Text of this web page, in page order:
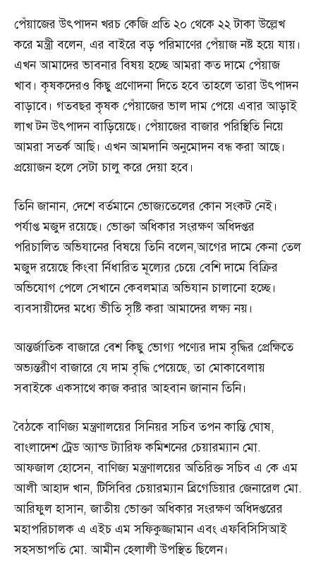
পেঁয়াজের উৎপাদন খরচ কেজি প্রতি ২০ থেকে ২২ টাকা উল্লেখ
করে মন্ত্রী বলেন, এর বাইরে বড় পরিমাণের পেঁয়াজ নষ্ট হয়ে যায়।
এখন আমাদের ভাবনার বিষয় হচ্ছে আমরা কত দামে পেঁয়াজ
খাব। কৃষকদেরও কিছু প্রণোদনা দিতে হবে তাহলে তারা উৎপাদন
বাড়াবে। গতবছর কৃষক পেঁয়াজের ভাল দাম পেয়ে এবার আড়াই
লাখ টন উৎপাদন বাড়িয়েছে। পেঁয়াজের বাজার পরিস্থিতি নিয়ে
আমরা সতর্ক আছি। এখন আমদানি অনুমোদন বন্ধ করা আছে।
প্রয়োজন হলে সেটা চালু করে দেয়া হবে।
তিনি জানান, দেশে বর্তমানে ভোজ্যতেলের কোন সংকট নেই।
পর্যাপ্ত মজুদ রয়েছে। ভোক্তা অধিকার সংরক্ষণ অধিদপ্তর
পরিচালিত অভিযানের বিষয়ে তিনি বলেন,আগের দামে কেনা তেল
মজুদ রয়েছে কিংবা র্নিধারিত মূল্যের চেয়ে বেশি দামে বিক্রির
অভিযোগ পেলে সেখানে কেবলমাত্র অভিযান চালানো হচ্ছে।
ব্যবসায়ীদের মধ্যে ভীতি সৃষ্টি করা আমাদের লক্ষ্য নয়।
আন্তর্জাতিক বাজারে বেশ কিছু ভোগ্য পণ্যের দাম বৃদ্ধির প্রেক্ষিতে
অভ্যন্তরীণ বাজারে যে দাম বৃদ্ধি পেয়েছে, তা মোকাবেলায়
সবাইকে একসাথে কাজ করার আহবান জানান তিনি।
বৈঠকে বাণিজ্য মন্ত্রণালয়ের সিনিয়র সচিব তপন কান্তি ঘোষ,
বাংলাদেশ ট্রেড অ্যান্ড ট্যারিফ কমিশনের চেয়ারম্যান মো.
আফজাল হোসেন, বাণিজ্য মন্ত্রণালয়ের অতিরিক্ত সচিব এ কে এম
আলী আহাদ খান, টিসিবির চেয়ারম্যান ব্রিগেডিয়ার জেনারেল মো.
আরিফুল হাসান, জাতীয় ভোক্তা অধিকার সংরক্ষণ অধিদপ্তরের
মহাপরিচালক এ এইচ এম সফিকুজ্জামান এবং এফবিসিসিআই
সহসভাপতি মো. আমীন হেলালী উপস্থিত ছিলেন।